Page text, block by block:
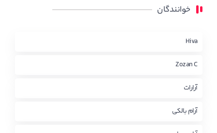
محمد جزا
چاو من
خوانندگان
Hiva
Zozan C
آرارات
آرام بالکی